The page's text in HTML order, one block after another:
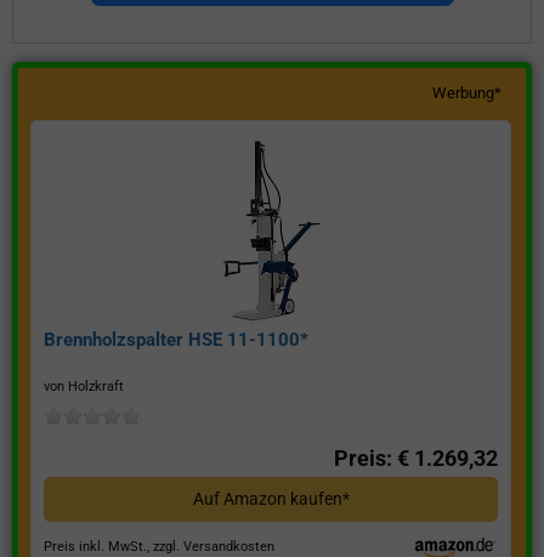
Werbung*
Brennholzspalter HSE 11-1100*
von Holzkraft
Preis: € 1.269,32
Auf Amazon kaufen*
Preis inkl. MwSt., zzgl. Versandkosten